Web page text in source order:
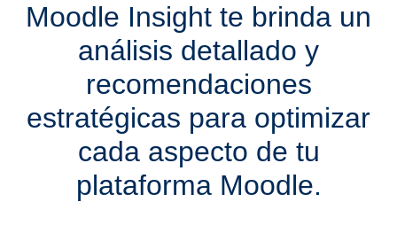
Moodle Insight te brinda un
análisis detallado y
recomendaciones
estratégicas para optimizar
cada aspecto de tu
plataforma Moodle.